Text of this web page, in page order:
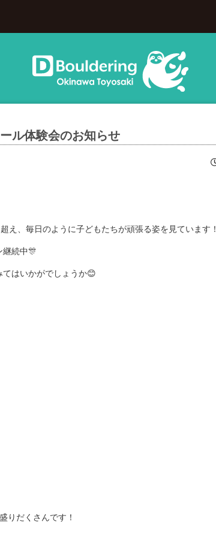
ル体験会のお知らせ
、毎日のように子どもたちが頑張る姿を見ています！
続中🎊
はいかがでしょうか😊
りだくさんです！